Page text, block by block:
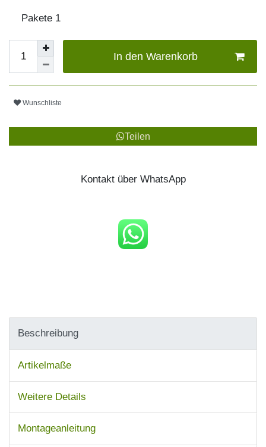
Pakete 1
In den Warenkorb
Wunschliste
Teilen
Kontakt über WhatsApp
Beschreibung
Artikelmaße
Weitere Details
Montageanleitung